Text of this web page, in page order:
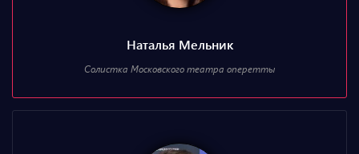
Наталья Мельник
Солистка Московского театра оперетты